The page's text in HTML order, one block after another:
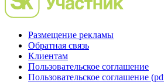
Размещение рекламы